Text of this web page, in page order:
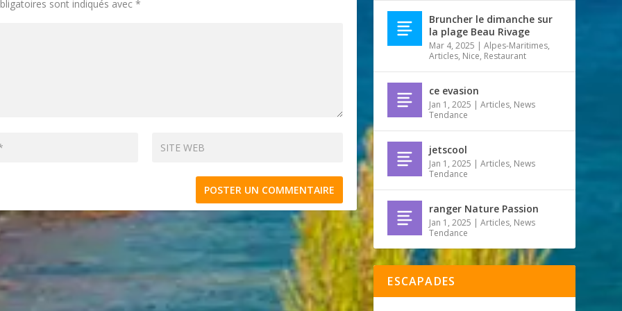
sont indiqués avec*
Bruncher le dimanche sur
la plage Beau Rivage
Mar 4, 2025 |Alpes-Maritimes,
Articles, Nice, Restaurant
ce evasion
Jan 1, 2025 |Articles, News
Tendance
jetscool
Jan 1, 2025 |Articles, News
Tendance
ranger Nature Passion
Jan 1, 2025 |Articles, News
Tendance
ESCAPADES